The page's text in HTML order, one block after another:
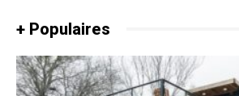
+ Populaires